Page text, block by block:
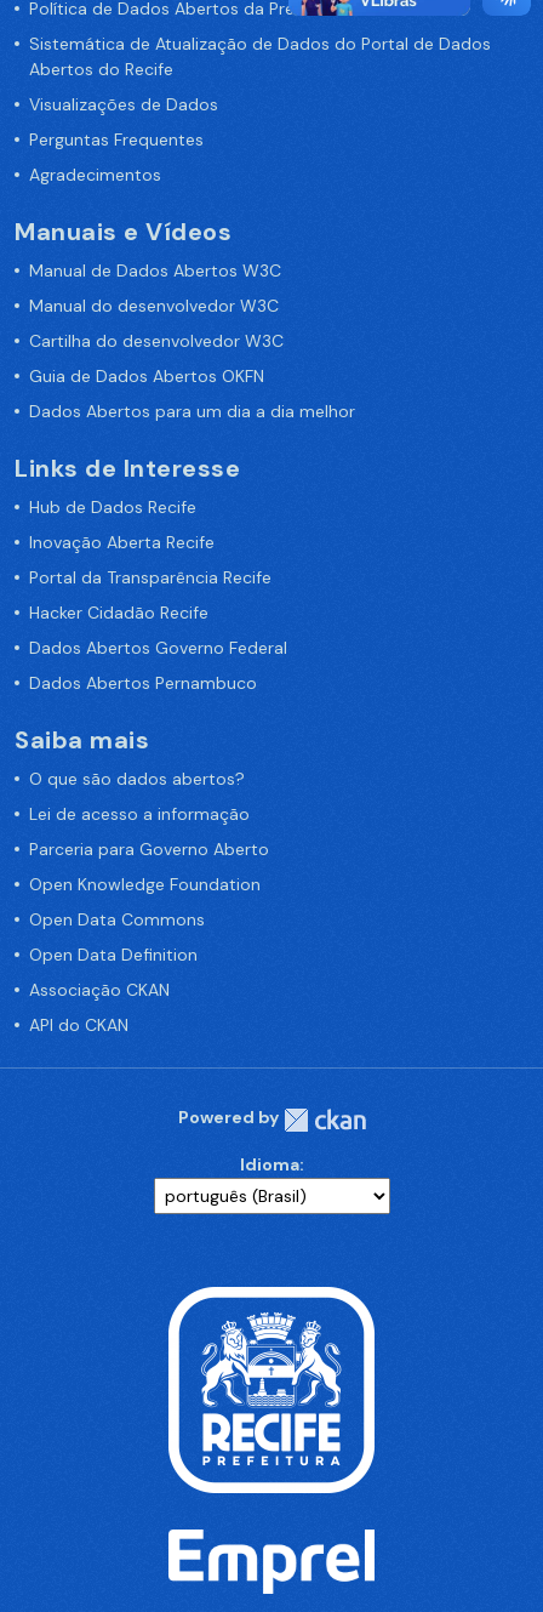
Política de Dados Abertos da Prefeitura do Recife
Sistemática de Atualização de Dados do Portal de Dados
Abertos do Recife
Visualizações de Dados
Perguntas Frequentes
Agradecimentos
Manuais e Vídeos
Manual de Dados Abertos W3C
Manual do desenvolvedor W3C
Cartilha do desenvolvedor W3C
Guia de Dados Abertos OKFN
Dados Abertos para um dia a dia melhor
Links de Interesse
Hub de Dados Recife
Inovação Aberta Recife
Portal da Transparência Recife
Hacker Cidadão Recife
Dados Abertos Governo Federal
Dados Abertos Pernambuco
Saiba mais
O que são dados abertos?
Lei de acesso a informação
Parceria para Governo Aberto
Open Knowledge Foundation
Open Data Commons
Open Data Definition
Associação CKAN
API do CKAN
Powered by
Idioma